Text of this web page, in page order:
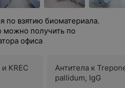
по взятию биоматериала.
получить по
офиса
KREC
Антитела к
pallidum, IgG